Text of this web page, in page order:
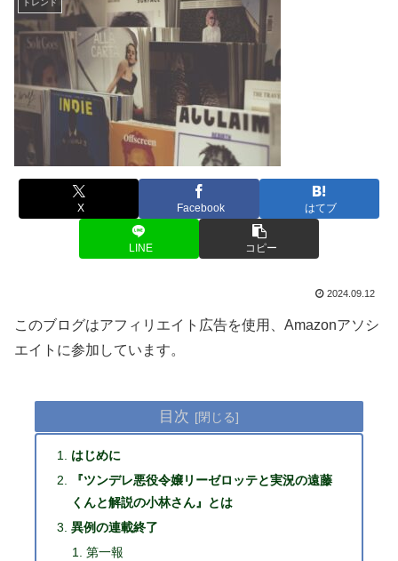
X Facebook はてブ
LINE コピー
2024.09.12
このブログはアフィリエイト広告を使用、Amazonアソシ
エイトに参加しています。
目次
はじめに
『ツンデレ悪役令嬢リーゼロッテと実況の遠藤
くんと解説の小林さん』とは
異例の連載終了
第一報